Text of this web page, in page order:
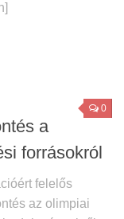
0
a
forrásokról
felelős
az olimpiai